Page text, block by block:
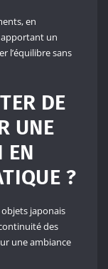
en
un
l’équilibre sans
DE
UNE
EN
?
objets japonais
des
une ambiance